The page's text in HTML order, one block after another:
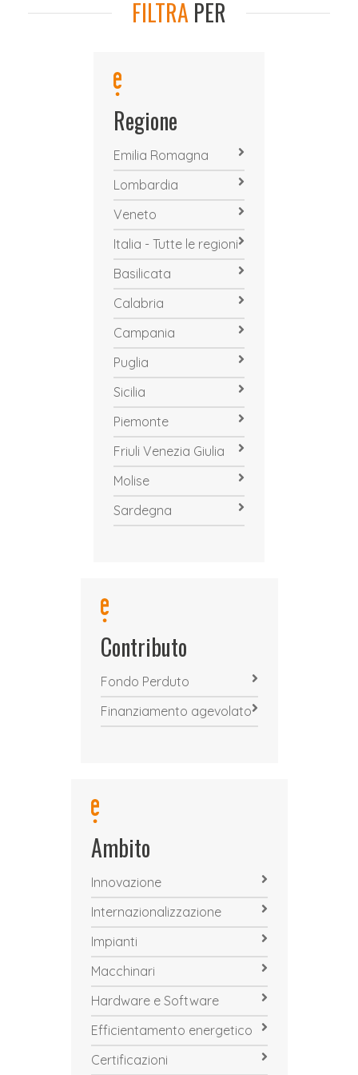
FILTRA PER
Regione
Emilia Romagna
Lombardia
Veneto
Italia - Tutte le regioni
Basilicata
Calabria
Campania
Puglia
Sicilia
Piemonte
Friuli Venezia Giulia
Molise
Sardegna
Contributo
Fondo Perduto
Finanziamento agevolato
Ambito
Innovazione
Internazionalizzazione
Impianti
Macchinari
Hardware e Software
Efficientamento energetico
Certificazioni